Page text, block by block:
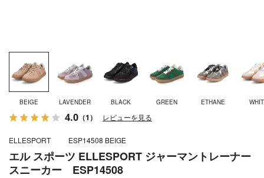
BEIGE LAVENDER BLACK GREEN ETHANE
エル スポーツ ELLESPORT ジャーマントレーナー
スニーカー ESP14508
4.0 （1） レビューを見る
ELLESPORT ESP14508 BEIGE